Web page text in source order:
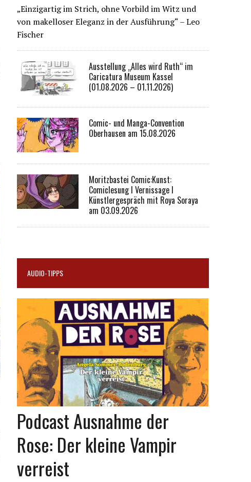
„Einzigartig im Strich, ohne Vorbild im Witz und
von makelloser Eleganz in der Ausführung“ – Leo
Fischer
Ausstellung „Alles wird Ruth“ im
Caricatura Museum Kassel
(01.08.2026 – 01.11.2026)
Comic- und Manga-Convention
Oberhausen am 15.08.2026
Moritzbastei Comic:Kunst:
Comiclesung I Vernissage I
Künstlergespräch mit Roya Soraya
am 03.09.2026
AUDIO-TIPPS
Podcast Ausnahme der
Rose: Der kleine Vampir
verreist